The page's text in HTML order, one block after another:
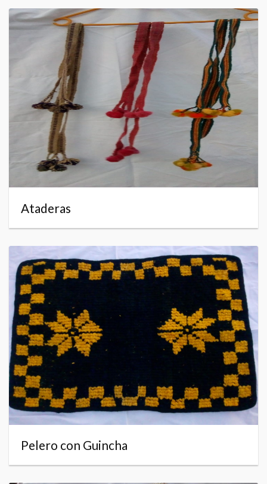
Ataderas
Pelero con Guincha